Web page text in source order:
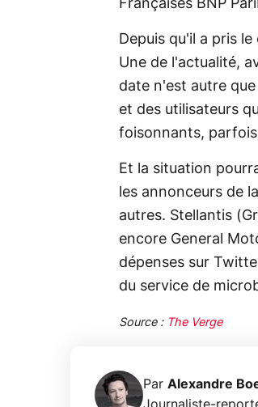
Françaises BNP
Depuis qu'il a pris
Une de l'actualité,
date n'est autre
et des utilisateurs
foisonnants,
Et la situation
les annonceurs de
autres. Stellantis
encore General
dépenses sur
du service de
Source : The Verge
Par Alexandre